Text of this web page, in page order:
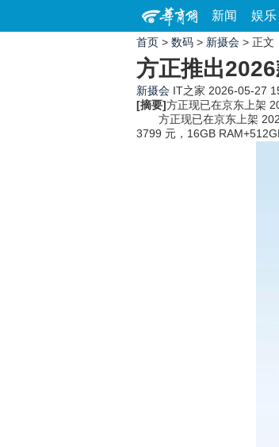
新闻 娱乐
首页 > 数码 > 新摄会 > 正文
方正推出
新摄会 IT之家 2026-05-27
[摘要]方正现已在京东上架
方正现已在京东上架 2026
3799 元，16GB